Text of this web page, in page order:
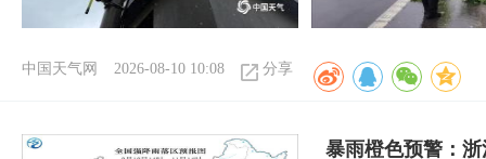
中国天气网 2026-08-10 10:08 分享
暴雨橙色预警：